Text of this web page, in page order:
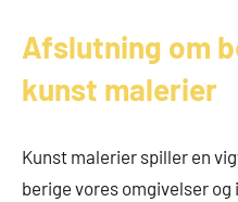
Afslutning om
kunst malerier
Kunst malerier spiller en
berige vores omgivelser